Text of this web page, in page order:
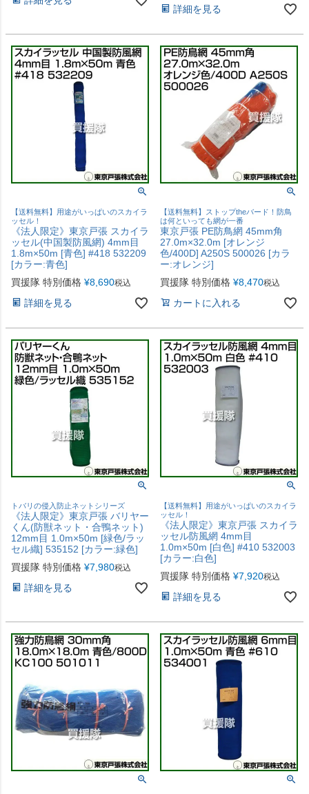
詳細を見る
【送料無料】用途がいっぱいのスカイラ
ッセル！
《法人限定》東京戸張 スカイラ
ッセル(中国製防風網) 4mm目
1.8m×50m [青色] #418 532209
[カラー:青色]
買援隊 特別価格 ¥8,690税込
詳細を見る
【送料無料】ストップtheバード！防鳥
は何といっても網が一番
東京戸張 PE防鳥網 45mm角
27.0m×32.0m [オレンジ
色/400D] A250S 500026 [カラ
ー:オレンジ]
買援隊 特別価格 ¥8,470税込
カートに入れる
トバリの侵入防止ネットシリーズ
《法人限定》東京戸張 バリヤー
くん(防獣ネット・合鴨ネット)
12mm目 1.0m×50m [緑色/ラッ
セル織] 535152 [カラー:緑色]
買援隊 特別価格 ¥7,980税込
詳細を見る
【送料無料】用途がいっぱいのスカイラ
ッセル！
《法人限定》東京戸張 スカイラ
ッセル防風網 4mm目
1.0m×50m [白色] #410 532003
[カラー:白色]
買援隊 特別価格 ¥7,920税込
詳細を見る